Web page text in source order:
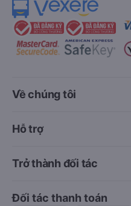
Về chúng tôi
Hỗ trợ
Trở thành đối tác
Đối tác thanh toán